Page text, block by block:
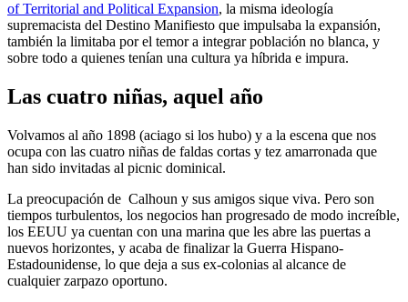
of Territorial and Political Expansion, la misma ideología
supremacista del Destino Manifiesto que impulsaba la expansión,
también la limitaba por el temor a integrar población no blanca, y
sobre todo a quienes tenían una cultura ya híbrida e impura.
Las cuatro niñas, aquel año
Volvamos al año 1898 (aciago si los hubo) y a la escena que nos
ocupa con las cuatro niñas de faldas cortas y tez amarronada que
han sido invitadas al picnic dominical.
La preocupación de Calhoun y sus amigos sique viva. Pero son
tiempos turbulentos, los negocios han progresado de modo increíble,
los EEUU ya cuentan con una marina que les abre las puertas a
nuevos horizontes, y acaba de finalizar la Guerra Hispano-
Estadounidense, lo que deja a sus ex-colonias al alcance de
cualquier zarpazo oportuno.